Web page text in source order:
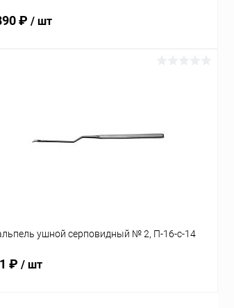
₽ / шт
В избранное В наличии
ушной серповидный № 2, П-16-c-14
₽ / шт